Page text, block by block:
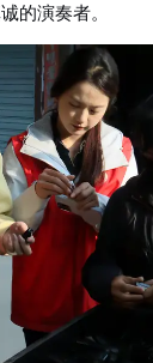
的演奏者。